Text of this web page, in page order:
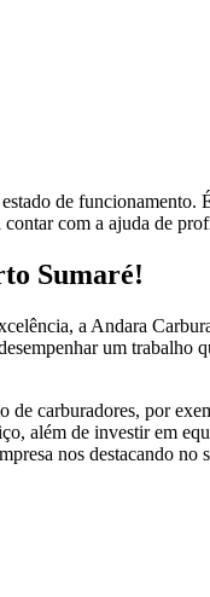
de funcionamento.
com a ajuda de
Sumaré!
a Andara
um trabalho
carburadores, por
além de investir em
nos destacando